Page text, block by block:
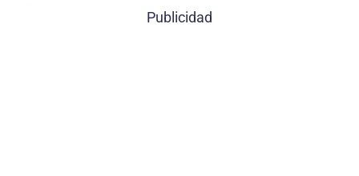
Publicidad